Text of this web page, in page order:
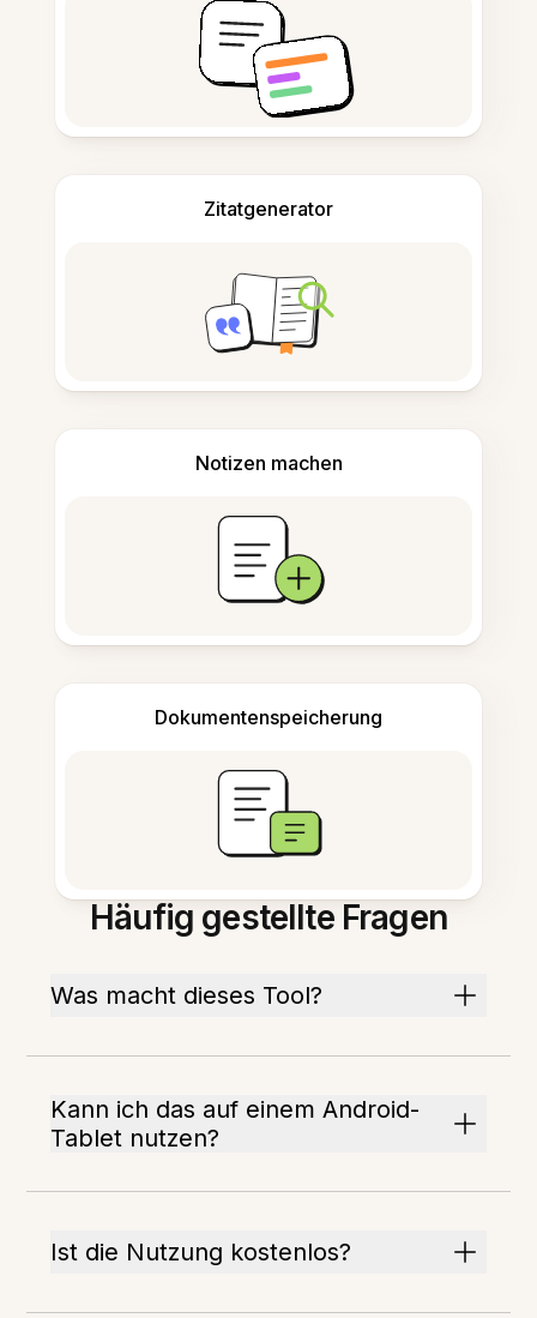
Zitatgenerator
Notizen machen
Dokumentenspeicherung
Häufig gestellte Fragen
Was macht dieses Tool?
Kann ich das auf einem Android-
Tablet nutzen?
Ist die Nutzung kostenlos?